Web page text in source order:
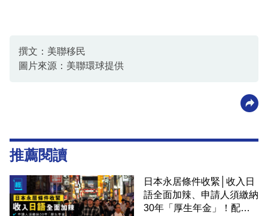
撰文：美聯移民
圖片來源：美聯環球提供
推薦閱讀
日本永居條件收緊│收入日
語全面加辣、申請人須繳納
30年「厚生年金」！配偶